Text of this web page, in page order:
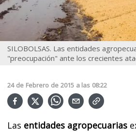
SILOBOLSAS. Las entidades
"preocupación" ante los crecientes
24 de Febrero de 2015 a las 08:22
Las entidades agropecuarias